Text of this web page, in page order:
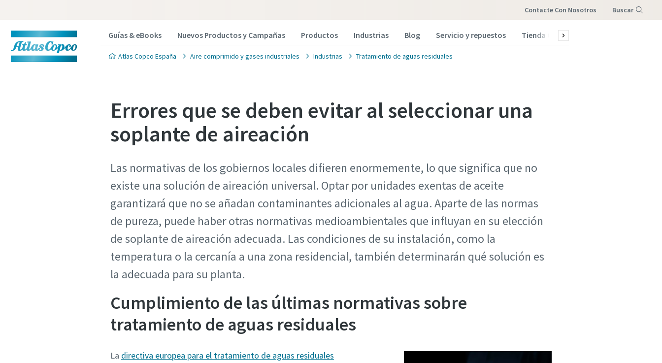
Contacte Con Nosotros Buscar
Guías & eBooks Nuevos Productos y Campañas Productos Industrias Blog Servicio y repuestos Tienda Online
Atlas Copco España Aire comprimido y gases industriales Industrias Tratamiento de aguas residuales
Errores que se deben evitar al seleccionar una
soplante de aireación
Las normativas de los gobiernos locales difieren enormemente, lo que significa que no
existe una solución de aireación universal. Optar por unidades exentas de aceite
garantizará que no se añadan contaminantes adicionales al agua. Aparte de las normas
de pureza, puede haber otras normativas medioambientales que influyan en su elección
de soplante de aireación adecuada. Las condiciones de su instalación, como la
temperatura o la cercanía a una zona residencial, también determinarán qué solución es
la adecuada para su planta.
Cumplimiento de las últimas normativas sobre
tratamiento de aguas residuales
La directiva europea para el tratamiento de aguas residuales